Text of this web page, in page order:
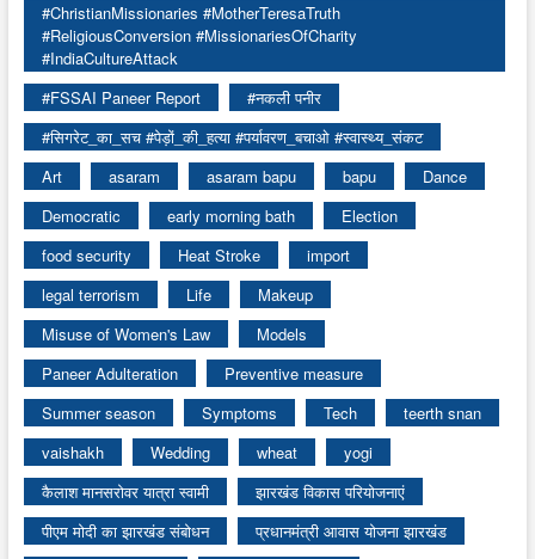
#ChristianMissionaries #MotherTeresaTruth
#ReligiousConversion #MissionariesOfCharity
#IndiaCultureAttack
#FSSAI Paneer Report
#नकली पनीर
#सिगरेट_का_सच #पेड़ों_की_हत्या #पर्यावरण_बचाओ #स्वास्थ्य_संकट
Art
asaram asaram bapu bapu
Dance
Democratic
early morning bath
Election
food security
Heat Stroke
import
legal terrorism
Life
Makeup
Misuse of Women's Law
Models
Paneer Adulteration
Preventive measure
Summer season
Symptoms Tech
teerth snan
vaishakh
Wedding wheat
yogi
कैलाश मानसरोवर यात्रा स्वामी
झारखंड विकास परियोजनाएं
पीएम मोदी का झारखंड संबोधन
प्रधानमंत्री आवास योजना झारखंड